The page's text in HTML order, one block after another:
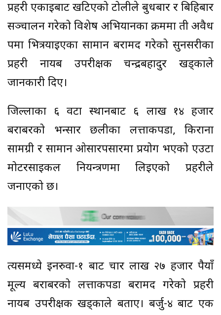
प्रहरी एकाइबाट खटिएको टोलीले बुधबार र बिहिबार
सञ्चालन गरेको विशेष अभियानका क्रममा ती अवैध
रूपमा भित्रयाइएका सामान बरामद गरेको सुनसरीका
प्रहरी नायब उपरीक्षक चन्द्रबहादुर खड्काले
जानकारी दिए।
जिल्लाका ६ वटा स्थानबाट ६ लाख १४ हजार
बराबरको भन्सार छलीका लत्ताकपडा, किराना
सामग्री र सामान ओसारपसारमा प्रयोग भएको एउटा
मोटरसाइकल नियन्त्रणमा लिइएको प्रहरीले
जनाएको छ।
त्यसमध्ये इनरुवा-१ बाट चार लाख २७ हजार रूपैयाँ
मूल्य बराबरको लत्ताकपडा बरामद गरेको प्रहरी
नायब उपरीक्षक खड्काले बताए। बर्जु-४ बाट एक